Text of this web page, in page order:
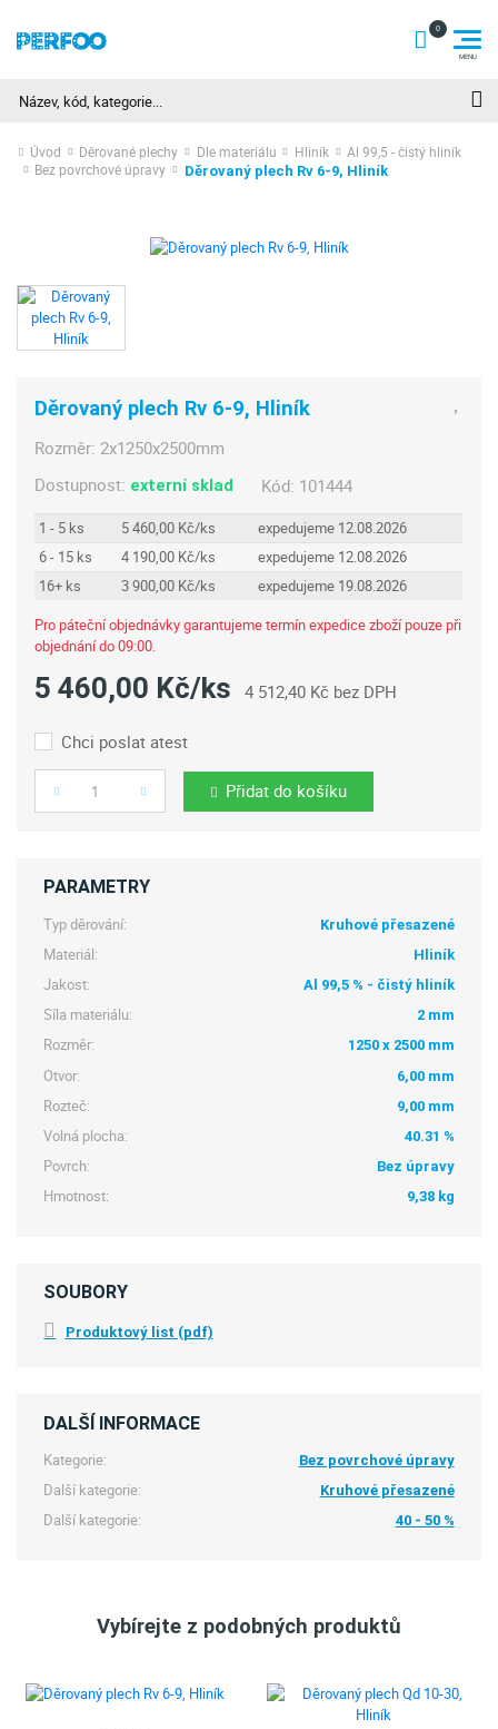
Úvod Děrované plechy Dle materiálu Hliník
Al 99,5 - čistý hliník
Bez povrchové úpravy
Děrovaný plech Rv 6-9, Hliník
Děrovaný plech Rv 6-9, Hliník
Rozměr: 2x1250x2500mm
Dostupnost: externí sklad Kód: 101444
1 - 5 ks 5 460,00 Kč/ks
expedujeme 12.08.2026
6 - 15 ks
4 190,00 Kč/ks
expedujeme 12.08.2026
16+ ks
3 900,00 Kč/ks
expedujeme 19.08.2026
Pro páteční objednávky garantujeme termín expedice zboží pouze při
objednání do 09:00.
5 460,00 Kč/ks 4 512,40 Kč bez DPH
Chci poslat atest
Počet Přidat do košíku
PARAMETRY
Typ děrování: Kruhové přesazené
Materiál: Hliník
Jakost: Al 99,5 % - čistý hliník
Síla materiálu: 2 mm
Rozměr: 1250 x 2500 mm
Otvor: 6,00 mm
Rozteč: 9,00 mm
Volná plocha: 40.31 %
Povrch: Bez úpravy
Hmotnost: 9,38 kg
SOUBORY
Produktový list (pdf)
DALŠÍ INFORMACE
Kategorie: Bez povrchové úpravy
Další kategorie: Kruhové přesazené
Další kategorie: 40 - 50 %
Vybírejte z podobných produktů